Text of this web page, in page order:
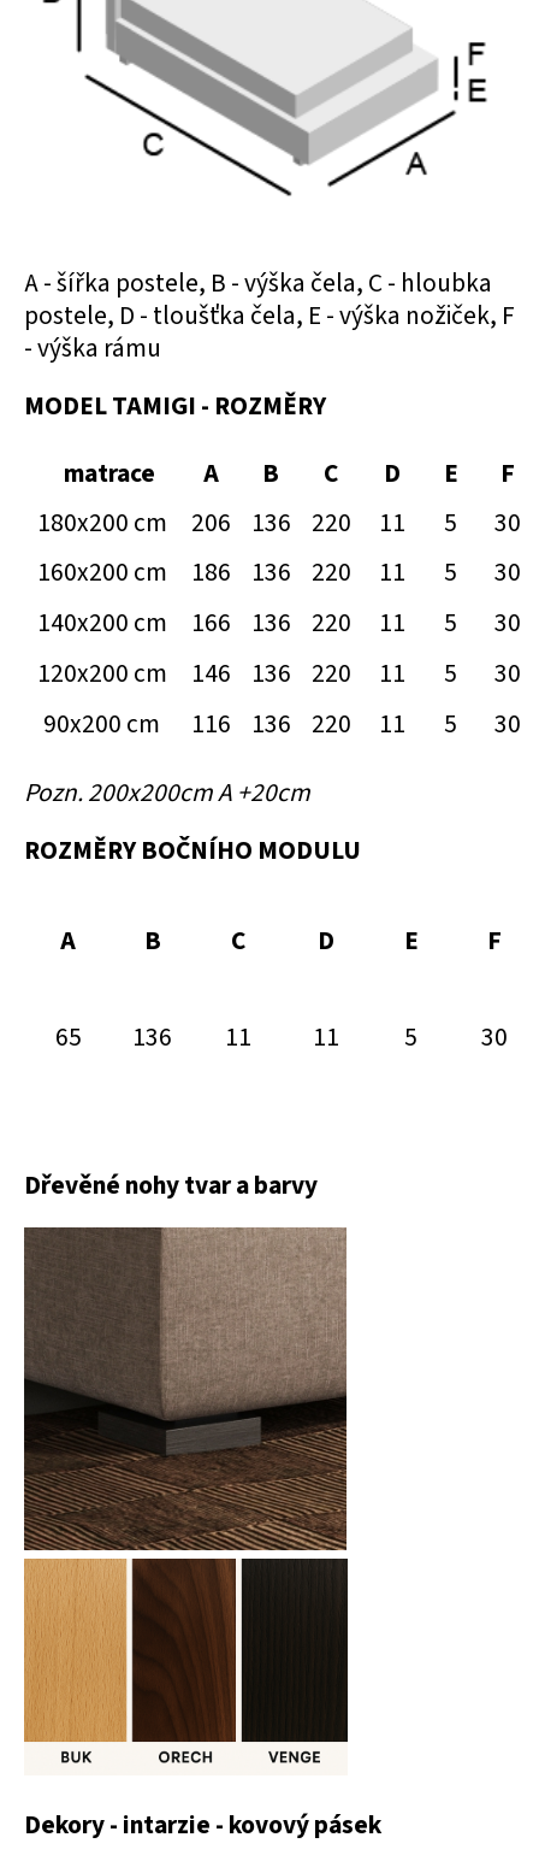
A - šířka postele, B - výška čela, C - hloubka
postele, D - tloušťka čela, E - výška nožiček, F
- výška rámu
MODEL TAMIGI - ROZMĚRY
matrace
A B C D E
F
180x200 cm
206 136 220 11 5
30
160x200 cm
186 136 220 11 5
30
140x200 cm
166 136 220 11 5
30
120x200 cm
146 136 220 11 5
30
90x200 cm
116 136 220 11 5
30
Pozn. 200x200cm A +20cm
ROZMĚRY BOČNÍHO MODULU
A B C D E F
65 136 11 11 5 30
Dřevěné nohy tvar a barvy
Dekory - intarzie - kovový pásek